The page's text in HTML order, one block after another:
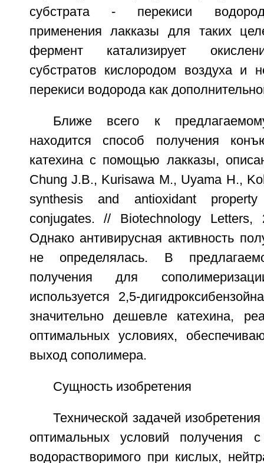
субстрата - перекиси
применения лакказы для таких
фермент катализирует
субстратов кислородом воздуха и
перекиси водорода как
Ближе всего к
находится способ получения
катехина с помощью лакказы,
Chung J.В., Kurisawa M., Uyama H.,
synthesis and antioxidant
conjugates. // Biotechnology Letters,
Однако антивирусная активность
не определялась. В
получения для
используется 2,5-
значительно дешевле катехина,
оптимальных условиях,
выход сополимера.
Сущность изобретения
Технической задачей
оптимальных условий получения
водорастворимого при кислых,